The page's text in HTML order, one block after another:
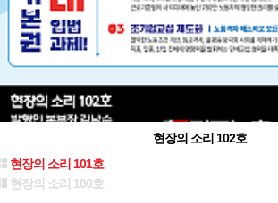
현장의 소리 102호
현장의 소리 101호
현장의 소리 100호